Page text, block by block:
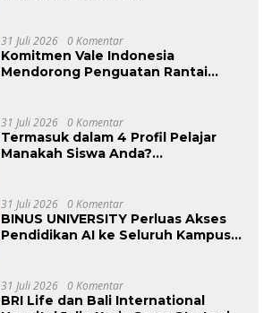
31 Juli 2026 0 Komentar
Komitmen Vale Indonesia
Mendorong Penguatan Rantai
31 Juli 2026 0 Komentar
Termasuk dalam 4 Profil Pelajar
Manakah Siswa Anda?
31 Juli 2026 0 Komentar
BINUS UNIVERSITY Perluas Akses
Pendidikan AI ke Seluruh Kampus
31 Juli 2026 0 Komentar
BRI Life dan Bali International